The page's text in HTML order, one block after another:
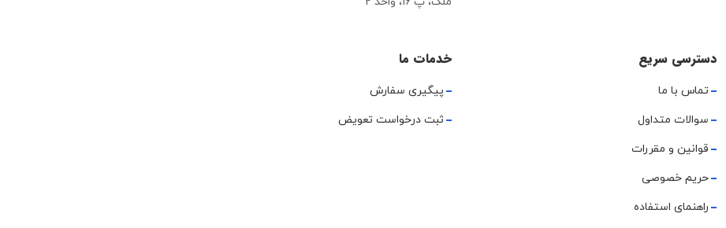
دسترسی سریع
تماس با ما
سوالات متداول
قوانین و مقررات
حریم خصوصی
راهنمای استفاده
خدمات ما
پیگیری سفارش
ثبت درخواست تعویض